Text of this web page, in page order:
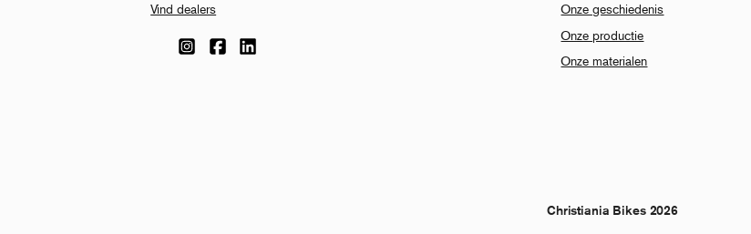
Vind dealers
Onze geschiedenis
Onze productie
Onze materialen
Christiania Bikes 2026